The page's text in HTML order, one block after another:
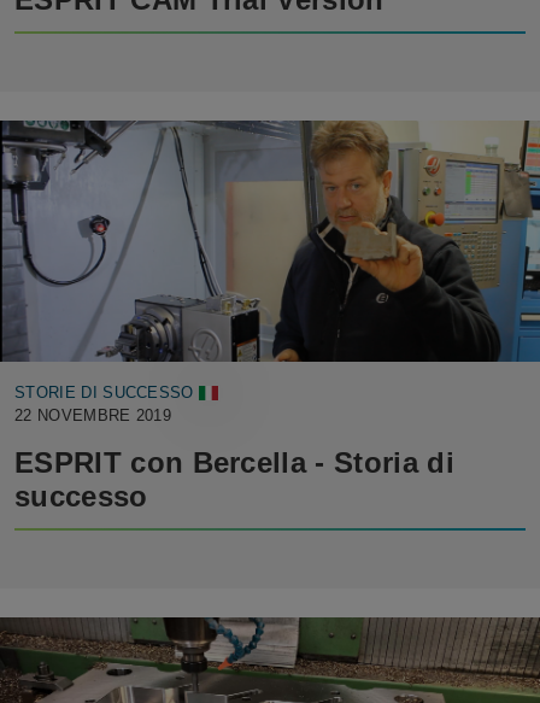
STORIE DI SUCCESSO
22 NOVEMBRE 2019
ESPRIT con Bercella - Storia di
successo